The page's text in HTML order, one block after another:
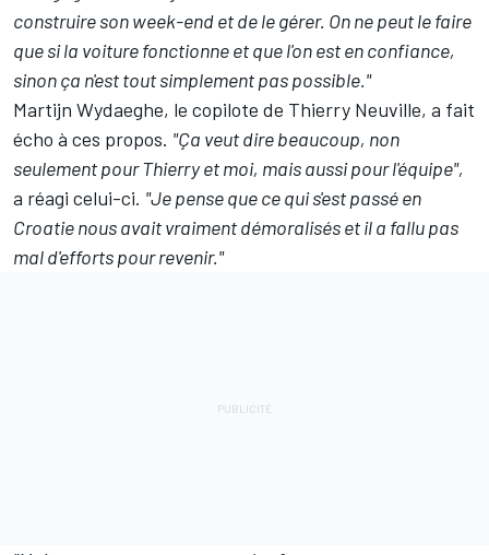
construire son week-end et de le gérer. On ne peut le faire
que si la voiture fonctionne et que l'on est en confiance,
sinon ça n'est tout simplement pas possible."
Martijn Wydaeghe, le copilote de Thierry Neuville, a fait
écho à ces propos. "Ça veut dire beaucoup, non
seulement pour Thierry et moi, mais aussi pour l'équipe",
a réagi celui-ci. "Je pense que ce qui s'est passé en
Croatie nous avait vraiment démoralisés et il a fallu pas
mal d'efforts pour revenir."